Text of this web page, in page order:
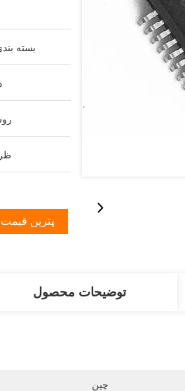
بسته
بهترین
توضیحات محصول
چین